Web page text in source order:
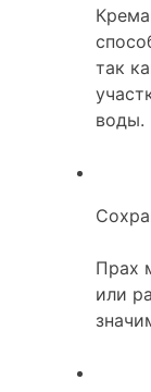
так
воды.
Прах
или